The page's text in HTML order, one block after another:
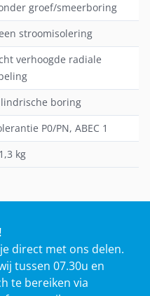
groef/smeerboring
stroomisolering
verhoogde radiale
boring
P0/PN, ABEC 1
kg
direct met ons delen.
tussen 07.30u en
te bereiken via